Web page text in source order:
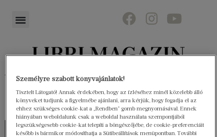
Könyvektől az olvasókig
Személyre szabott könyvajánlatok!
Tisztelt Látogató! Annak érdekében, hogy az ízléséhez minél közelebb álló
könyveket tudjunk a figyelmébe ajánlani, arra kérjük, hogy fogadja el az
ehhez szükséges cookie-kat a „Rendben” gomb megnyomásával. Ennek
hiányában weboldalunk csak a weboldal használata szempontjából
legszükségesebb cookie-kat telepíti a böngészőjébe, de cookie-preferenciáit
később is bármikor módosíthatja a Sütibeállítások menüpontban. További